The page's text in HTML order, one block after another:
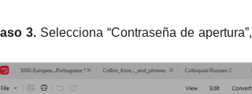
3. Selecciona “Contraseña de